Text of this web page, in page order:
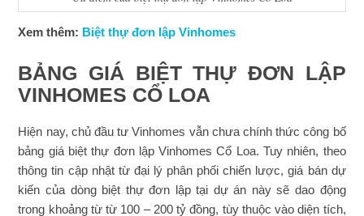
Xem thêm: Biệt thự đơn lập Vinhomes
BẢNG GIÁ BIỆT THỰ ĐƠN LẬP
VINHOMES CỔ LOA
Hiện nay, chủ đầu tư Vinhomes vẫn chưa chính thức công bố
bảng giá biệt thự đơn lập Vinhomes Cổ Loa. Tuy nhiên, theo
thông tin cập nhật từ đại lý phân phối chiến lược, giá bán dự
kiến của dòng biệt thự đơn lập tại dự án này sẽ dao động
trong khoảng từ từ 100 – 200 tỷ đồng, tùy thuộc vào diện tích,